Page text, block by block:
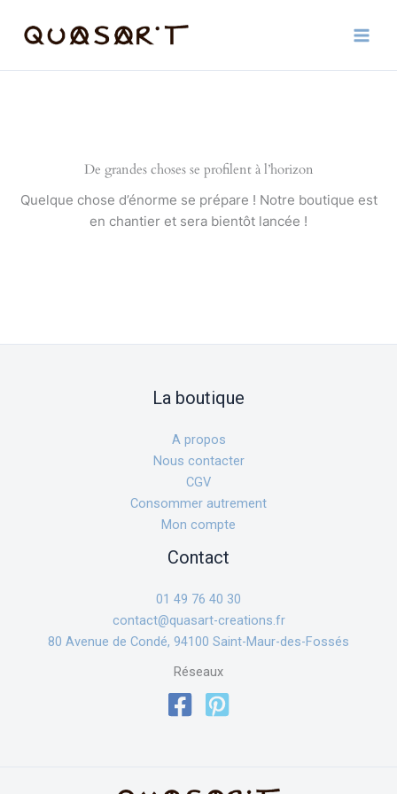
De grandes choses se profilent à l’horizon
Quelque chose d’énorme se prépare ! Notre boutique est
en chantier et sera bientôt lancée !
La boutique
A propos
Nous contacter
CGV
Consommer autrement
Mon compte
Contact
01 49 76 40 30
contact@quasart-creations.fr
80 Avenue de Condé, 94100 Saint-Maur-des-Fossés
Réseaux